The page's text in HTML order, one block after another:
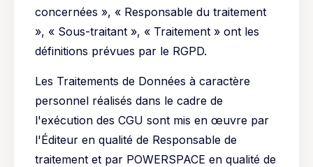
concernées », « Responsable du traitement
», « Sous-traitant », « Traitement » ont les
définitions prévues par le RGPD.
Les Traitements de Données à caractère
personnel réalisés dans le cadre de
l'exécution des CGU sont mis en œuvre par
l'Éditeur en qualité de Responsable de
traitement et par POWERSPACE en qualité de